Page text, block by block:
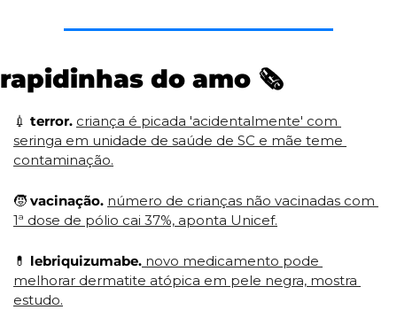
rapidinhas do amo 🗞
💉 terror. criança é picada 'acidentalmente' com
seringa em unidade de saúde de SC e mãe teme
contaminação.
🧒 vacinação. número de crianças não vacinadas com
1ª dose de pólio cai 37%, aponta Unicef.
💊 lebriquizumabe. novo medicamento pode
melhorar dermatite atópica em pele negra, mostra
estudo.